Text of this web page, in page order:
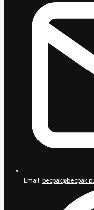
Email: becpak@becpak.pl